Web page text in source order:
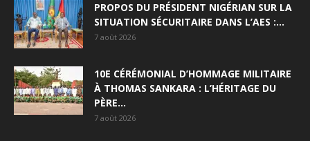
PROPOS DU PRÉSIDENT NIGÉRIAN SUR LA
SITUATION SÉCURITAIRE DANS L’AES :...
7 août 2026
10E CÉRÉMONIAL D’HOMMAGE MILITAIRE
À THOMAS SANKARA : L’HÉRITAGE DU
PÈRE...
7 août 2026